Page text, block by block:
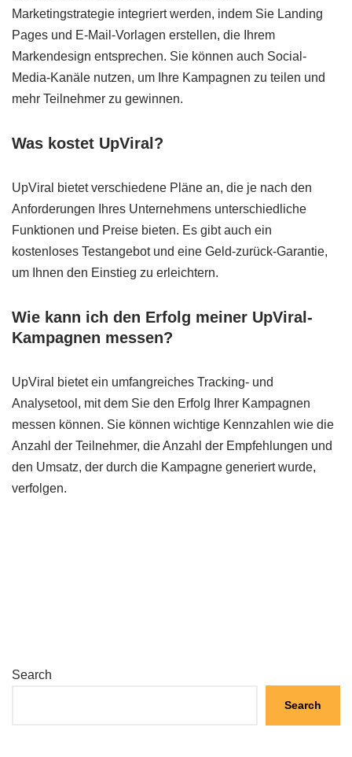
Marketingstrategie integriert werden, indem Sie Landing
Pages und E-Mail-Vorlagen erstellen, die Ihrem
Markendesign entsprechen. Sie können auch Social-
Media-Kanäle nutzen, um Ihre Kampagnen zu teilen und
mehr Teilnehmer zu gewinnen.
Was kostet UpViral?
UpViral bietet verschiedene Pläne an, die je nach den
Anforderungen Ihres Unternehmens unterschiedliche
Funktionen und Preise bieten. Es gibt auch ein
kostenloses Testangebot und eine Geld-zurück-Garantie,
um Ihnen den Einstieg zu erleichtern.
Wie kann ich den Erfolg meiner UpViral-
Kampagnen messen?
UpViral bietet ein umfangreiches Tracking- und
Analysetool, mit dem Sie den Erfolg Ihrer Kampagnen
messen können. Sie können wichtige Kennzahlen wie die
Anzahl der Teilnehmer, die Anzahl der Empfehlungen und
den Umsatz, der durch die Kampagne generiert wurde,
verfolgen.
Search
Search